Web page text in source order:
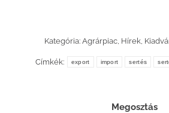
Kategória: Agrárpiac, Hírek,
Címkék: export import sertés
Megosztás